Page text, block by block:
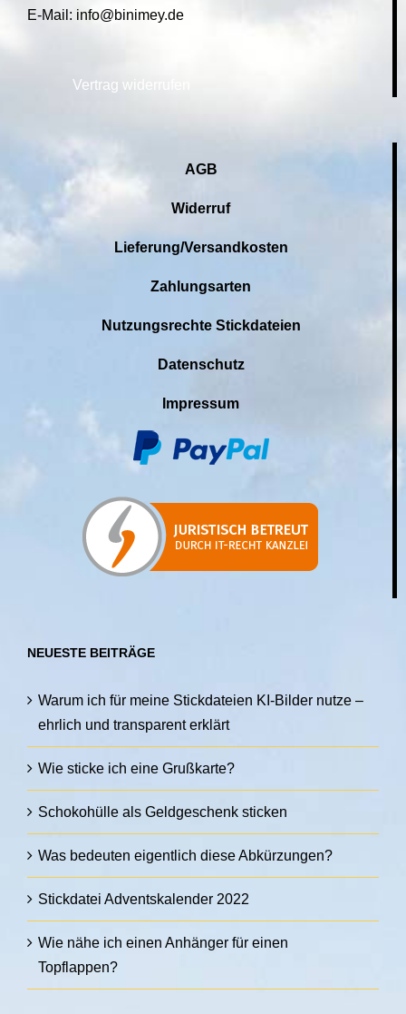
E-Mail: info@binimey.de
Vertrag widerrufen
AGB
Widerruf
Lieferung/Versandkosten
Zahlungsarten
Nutzungsrechte Stickdateien
Datenschutz
Impressum
NEUESTE BEITRÄGE
Warum ich für meine Stickdateien KI-Bilder nutze –
ehrlich und transparent erklärt
Wie sticke ich eine Grußkarte?
Schokohülle als Geldgeschenk sticken
Was bedeuten eigentlich diese Abkürzungen?
Stickdatei Adventskalender 2022
Wie nähe ich einen Anhänger für einen
Topflappen?